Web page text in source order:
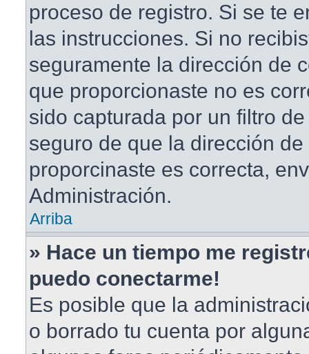
proceso de registro. Si se te
las instrucciones. Si no
seguramente la dirección de
que proporcionaste no es
sido capturada por un filtro
seguro de que la dirección
proporcinaste es correcta,
Administración.
Arriba
» Hace un tiempo me
puedo conectarme!
Es posible que la
o borrado tu cuenta por